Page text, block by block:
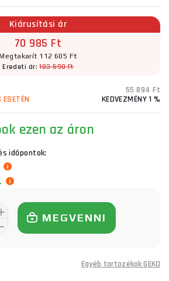
Kiárusítási ár
70 985 Ft
112 605 Ft
Eredeti ár:183 590 Ft
55 894 Ft
ESETÉN
KEDVEZMÉNY 1 %
ezen az áron
időpontok:
MEGVENNI
Egyéb tartozékok GEKO